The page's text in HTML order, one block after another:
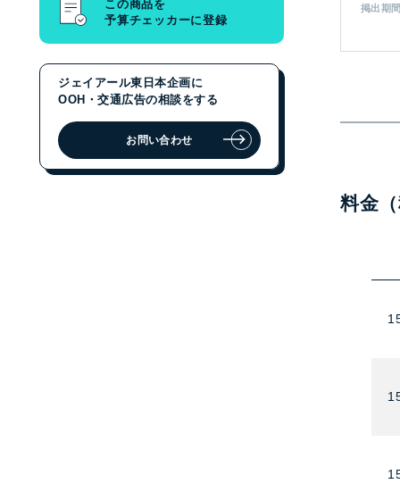
路線から探す
メディアの種類から探す
ジェイアール東日本企画に
OOH・交通広告の相談をする
掲出期
料金
この商品を
予算チェッカーに登録
ジェイアール東日本企画に
OOH・交通広告の相談をする
お問い合わせ